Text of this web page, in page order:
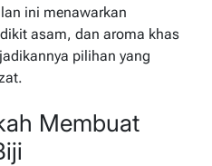
ini menawarkan
asam, dan aroma khas
pilihan yang
Membuat